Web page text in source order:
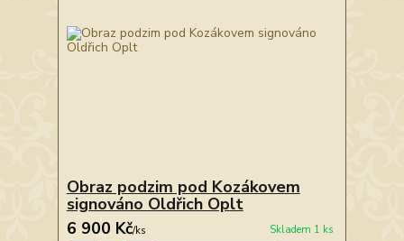
Obraz podzim pod Kozákovem
signováno Oldřich Oplt
6 900 Kč/ks Skladem 1 ks